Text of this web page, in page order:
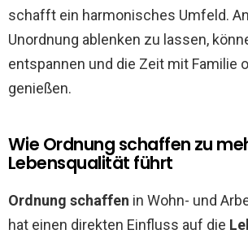
schafft ein harmonisches Umfeld.
Unordnung ablenken zu lassen,
entspannen und die Zeit mit Familie
genießen.
Wie Ordnung schaffen zu
Lebensqualität führt
Ordnung schaffen in Wohn- und
hat einen direkten Einfluss auf die